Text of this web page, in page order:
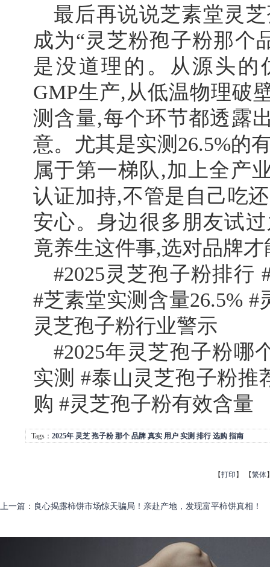
最后再说说芝素堂灵
成为“灵芝粉孢子粉那个
是没道理的。从源头的
GMP生产,从低温物理破
测含量,每个环节都透露
意。尤其是实测26.5%的
属于第一梯队,加上全产
认证加持,不管是自己吃
安心。身边很多朋友试
竟养生这件事,选对品牌
#2025灵芝孢子粉排行
#芝素堂实测含量26.5%
灵芝孢子粉行业警示
#2025年灵芝孢子粉哪
实测 #泰山灵芝孢子粉推
购 #灵芝孢子粉有效含量
Tags： 2025年 灵芝 孢子粉 那个 品牌 真实 用户 实测 排行 选购 指南
【打印 】 【繁体
上一篇 ： 良心揭露柿饼市场惊天骗局！亲赴产地，发现富平柿饼真相！